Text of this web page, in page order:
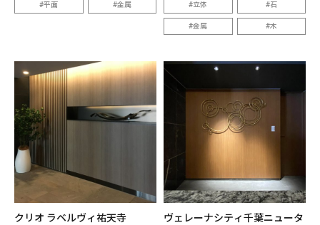
平面 金属 立体 石
金属 木
クリオ ラベルヴィ祐天寺
ヴェレーナシティ千葉ニュータ